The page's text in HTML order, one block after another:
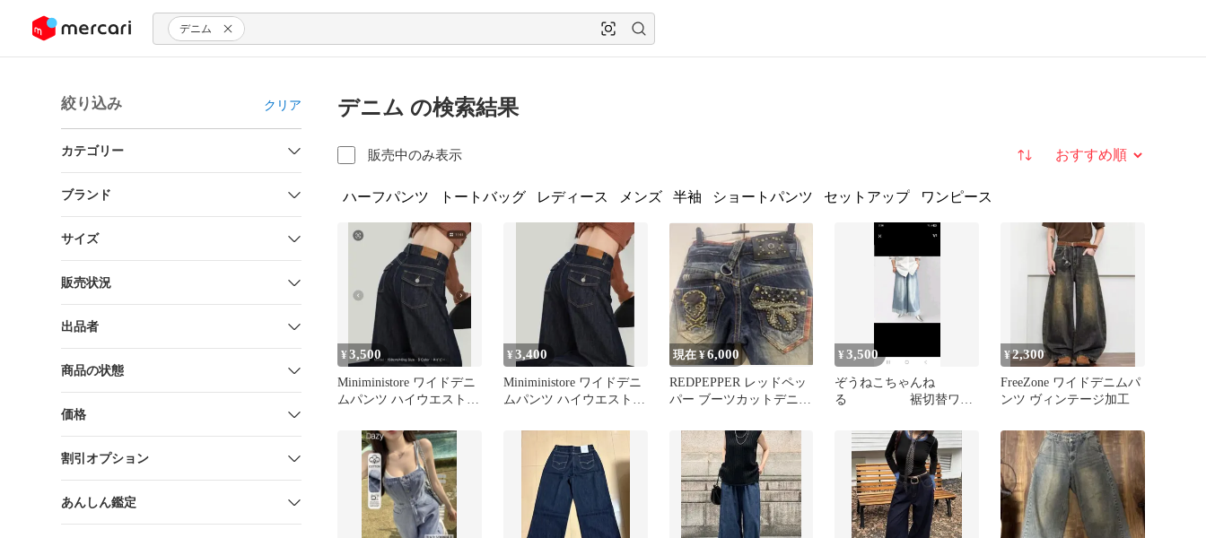
ツにスキップ デニム
絞り込み クリア
カテゴリー
ブランド
サイズ
販売状況
出品者
商品の状態
価格
割引オプション
あんしん鑑定
デニム の検索結果
販売中のみ表示 並び替え
ハーフパンツ トートバッグ レディース メンズ 半袖 ショートパンツ セットアップ ワンピース
¥3,500
Miniministore ワイドデニ
ムパンツ ハイウエストジ
¥3,400
Miniministore ワイドデニ
ムパンツ ハイウエストジ
現在 ¥6,000
REDPEPPER レッドペッ
パー ブーツカットデニム
¥3,500
ぞうねこちゃんね
る 裾切替ワイ
ライトブルー
¥2,300
FreeZone ワイドデニムパ
ンツ ヴィンテージ加工